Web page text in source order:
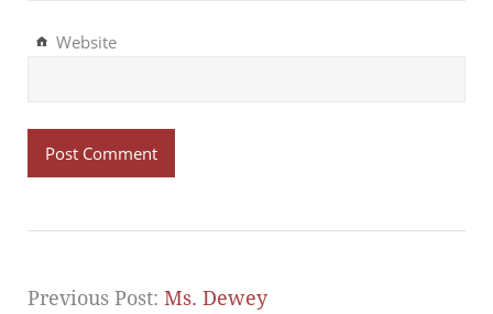
Website
Previous Post: Ms. Dewey